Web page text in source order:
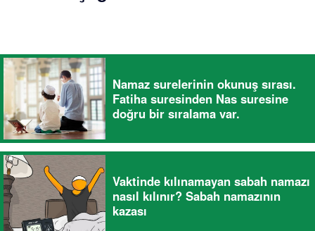
Namaz surelerinin okunuş sırası.
Fatiha suresinden Nas suresine
doğru bir sıralama var.
Vaktinde kılınamayan sabah namazı
nasıl kılınır? Sabah namazının
kazası